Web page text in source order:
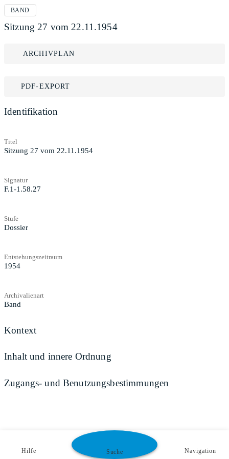
BAND
Sitzung 27 vom 22.11.1954
ARCHIVPLAN
PDF-EXPORT
Identifikation
Titel
Sitzung 27 vom 22.11.1954
Signatur
F.1-1.58.27
Stufe
Dossier
Entstehungszeitraum
1954
Archivalienart
Band
Kontext
Inhalt und innere Ordnung
Zugangs- und Benutzungsbestimmungen
Hilfe Suche Navigation